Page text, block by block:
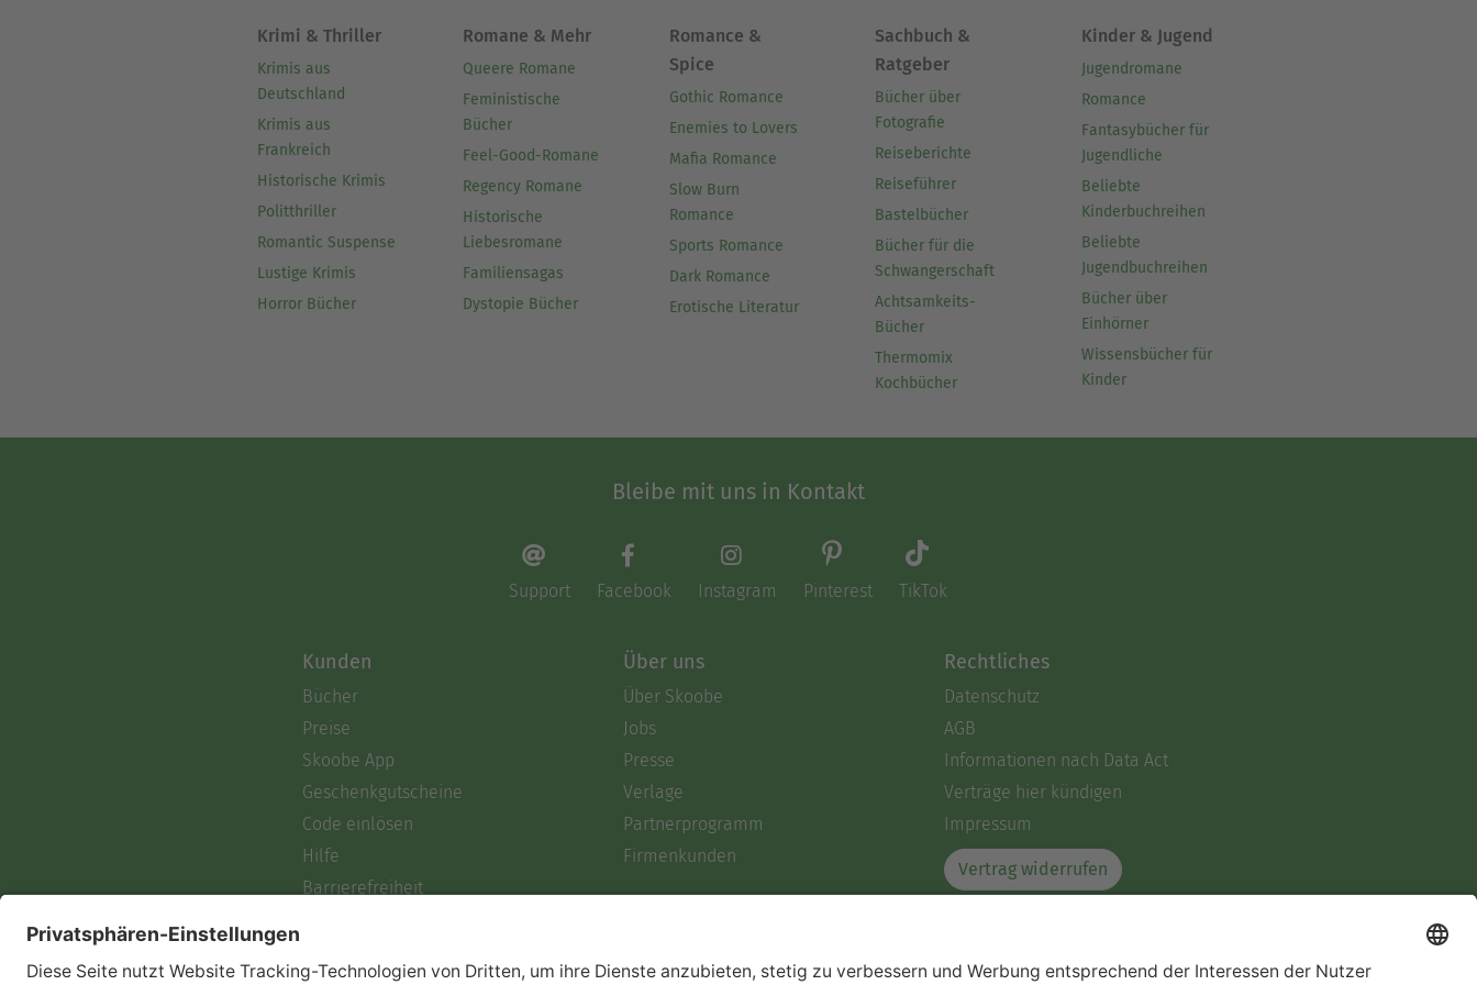
Krimi & Thriller
Krimis aus
Deutschland
Krimis aus
Frankreich
Historische Krimis
Politthriller
Romantic Suspense
Lustige Krimis
Horror Bücher
Romane & Mehr
Queere Romane
Feministische
Bücher
Feel-Good-Romane
Regency Romane
Historische
Liebesromane
Familiensagas
Dystopie Bücher
Romance &
Spice
Gothic Romance
Enemies to Lovers
Mafia Romance
Slow Burn
Romance
Sports Romance
Dark Romance
Erotische Literatur
Sachbuch &
Ratgeber
Bücher über
Fotografie
Reiseberichte
Reiseführer
Bastelbücher
Bücher für die
Schwangerschaft
Achtsamkeits-
Bücher
Thermomix
Kochbücher
Kinder & Jugend
Jugendromane
Romance
Fantasybücher für
Jugendliche
Beliebte
Kinderbuchreihen
Beliebte
Jugendbuchreihen
Bücher über
Einhörner
Wissensbücher für
Kinder
Bleibe mit uns in Kontakt
Support Facebook Instagram Pinterest TikTok
Kunden
Bücher
Preise
Skoobe App
Geschenkgutscheine
Code einlösen
Hilfe
Barrierefreiheit
Über uns
Über Skoobe
Jobs
Presse
Verlage
Partnerprogramm
Firmenkunden
Rechtliches
Datenschutz
AGB
Informationen nach Data Act
Verträge hier kündigen
Impressum
Vertrag widerrufen